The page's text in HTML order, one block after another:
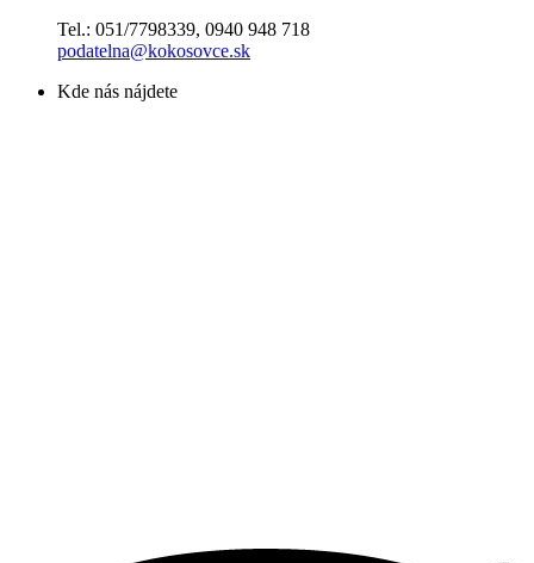
Tel.: 051/7798339, 0940 948 718
podatelna@kokosovce.sk
Kde nás nájdete